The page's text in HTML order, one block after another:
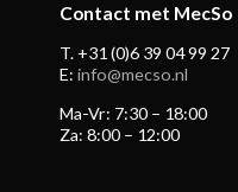
Contact met MecSo
T. +31 (0)6 39 04 99 27
E: info@mecso.nl
Ma-Vr: 7:30 – 18:00
Za: 8:00 – 12:00